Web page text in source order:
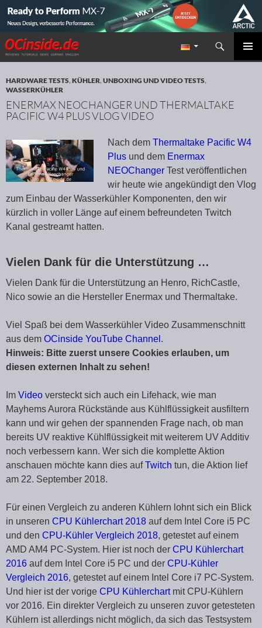
Redaktion ocinside.de PC Hardware Portal
Suchen
ZUM INHALT SPRINGEN
HARDWARE TESTS,KÜHLER,UNBOXING UND VIDEO TESTS,
WASSERKÜHLER
ENERMAX NEOCHANGER UND THERMALTAKE
PACIFIC W4 PLUS VLOG VIDEO
Nach dem Thermaltake Pacific W4
Plus und dem Enermax
NEOChanger Test veröffentlichen
wir heute wie angekündigt den Vlog
zum Einbau der Wasserkühler Komponenten, den wir
kürzlich in voller Länge auf einem befreundeten Twitch
Kanal gestreamt hatten.
Vielen Dank für die Unterstützung …
Vielen Dank für die Unterstützung an Henro, RichCastle,
Nico sowie an die Hersteller Enermax und Thermaltake.
Viel Spaß bei dem Wasserkühler Video Zusammenschnitt
aus dem OCinside YouTube Channel .
Hinweis: Bitte zuerst unsere Cookies erlauben, um
diesen externen Inhalt zu sehen!
Im Video versteckt sich auch ein Lifehack, wie man
Mayhems Aurora Rückstände aus Kühlflüssigkeit ausfiltern
kann und wir gehen der spannenden Frage nach, ob man
bereits UV reaktive Kühlflüssigkeit mit weiterem UV Additiv
noch verbessern kann. Wer sich die komplette Aktion
anschauen möchte kann dies aufTwitch tun, die Aktion lief
am 22. September 2018.
Für einen Vergleich zu anderen Kühlern lohnt sich ein Blick
in unseren CPU Kühlerchart 2018 auf dem Intel Core i5 PC
und den CPU-Kühler Vergleich 2018, getestet auf einem
AMD AM4 PC-System. Hier ist noch der CPU Kühlerchart
2016 auf dem Intel Core i5 PC und der CPU-Kühler
Vergleich 2016, getestet auf einem Intel Core i7 PC-System.
Und hier ist der vorige CPU Kühlerchartmit CPU-Kühlern
vor 2016. Ein direkter Vergleich zu unseren zuvor getesteten
Kühlern ist allerdings nicht möglich, da sich das Testsystem